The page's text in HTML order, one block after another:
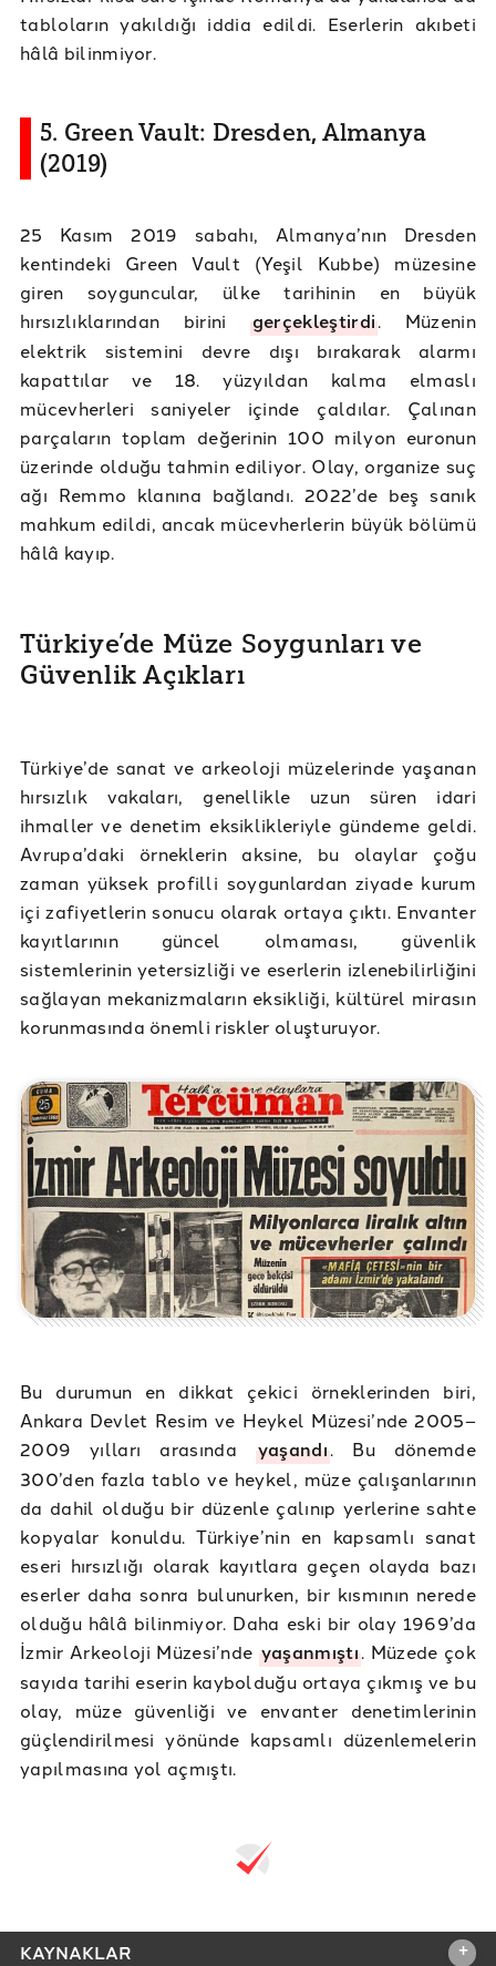
tabloların yakıldığı iddia edildi. Eserlerin akıbeti
hâlâ bilinmiyor.
5. Green Vault: Dresden, Almanya
(2019)
25 Kasım 2019 sabahı, Almanya’nın Dresden
kentindeki Green Vault (Yeşil Kubbe) müzesine
giren soyguncular, ülke tarihinin en büyük
hırsızlıklarından birini gerçekleştirdi. Müzenin
elektrik sistemini devre dışı bırakarak alarmı
kapattılar ve 18. yüzyıldan kalma elmaslı
mücevherleri saniyeler içinde çaldılar. Çalınan
parçaların toplam değerinin 100 milyon euronun
üzerinde olduğu tahmin ediliyor. Olay, organize suç
ağı Remmo klanına bağlandı. 2022’de beş sanık
mahkum edildi, ancak mücevherlerin büyük bölümü
hâlâ kayıp.
Türkiye’de Müze Soygunları ve
Güvenlik Açıkları
Türkiye’de sanat ve arkeoloji müzelerinde yaşanan
hırsızlık vakaları, genellikle uzun süren idari
ihmaller ve denetim eksiklikleriyle gündeme geldi.
Avrupa’daki örneklerin aksine, bu olaylar çoğu
zaman yüksek profilli soygunlardan ziyade kurum
içi zafiyetlerin sonucu olarak ortaya çıktı. Envanter
kayıtlarının güncel olmaması, güvenlik
sistemlerinin yetersizliği ve eserlerin izlenebilirliğini
sağlayan mekanizmaların eksikliği, kültürel mirasın
korunmasında önemli riskler oluşturuyor.
Bu durumun en dikkat çekici örneklerinden biri,
Ankara Devlet Resim ve Heykel Müzesi’nde 2005–
2009 yılları arasında yaşandı. Bu dönemde
300’den fazla tablo ve heykel, müze çalışanlarının
da dahil olduğu bir düzenle çalınıp yerlerine sahte
kopyalar konuldu. Türkiye’nin en kapsamlı sanat
eseri hırsızlığı olarak kayıtlara geçen olayda bazı
eserler daha sonra bulunurken, bir kısmının nerede
olduğu hâlâ bilinmiyor. Daha eski bir olay 1969’da
İzmir Arkeoloji Müzesi’nde yaşanmıştı. Müzede çok
sayıda tarihi eserin kaybolduğu ortaya çıkmış ve bu
olay, müze güvenliği ve envanter denetimlerinin
güçlendirilmesi yönünde kapsamlı düzenlemelerin
yapılmasına yol açmıştı.
KAYNAKLAR +